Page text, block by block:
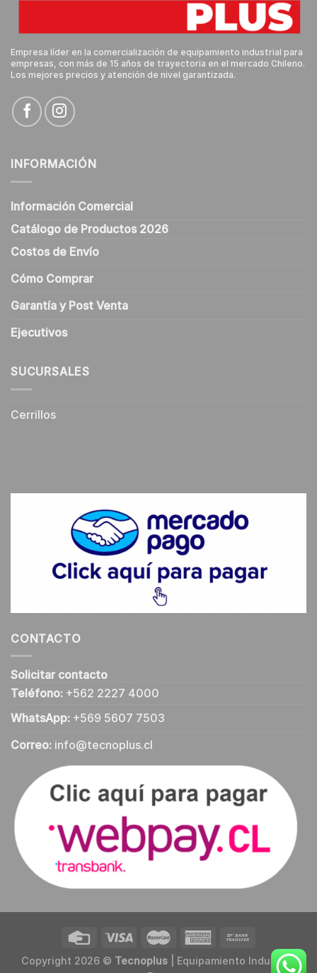
Empresa líder en la comercialización de equipamiento industrial para
empresas, con más de 15 años de trayectoria en el mercado Chileno.
Los mejores precios y atención de nivel garantizada.
INFORMACIÓN
Información Comercial
Catálogo de Productos 2026
Costos de Envío
Cómo Comprar
Garantía y Post Venta
Ejecutivos
SUCURSALES
Cerrillos
CONTACTO
Solicitar contacto
Teléfono: +562 2227 4000
WhatsApp: +569 5607 7503
Correo: info@tecnoplus.cl
Copyright 2026 © Tecnoplus| Equipamiento Industrial